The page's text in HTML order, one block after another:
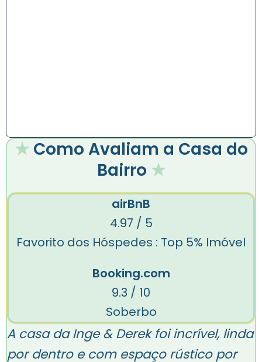
★Como Avaliam a Casa do
Bairro ★
airBnB
4.97 / 5
Favorito dos Hóspedes : Top 5% Imóvel
Booking.com
9.3 / 10
Soberbo
A casa da Inge & Derek foi incrível, linda
por dentro e com espaço rústico por